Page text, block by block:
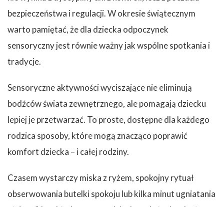
bezpieczeństwa i regulacji. W okresie świątecznym
warto pamiętać, że dla dziecka odpoczynek
sensoryczny jest równie ważny jak wspólne spotkania i
tradycje.
Sensoryczne aktywności wyciszające nie eliminują
bodźców świata zewnętrznego, ale pomagają dziecku
lepiej je przetwarzać. To proste, dostępne dla każdego
rodzica sposoby, które mogą znacząco poprawić
komfort dziecka – i całej rodziny.
Czasem wystarczy miska z ryżem, spokojny rytuał
obserwowania butelki spokoju lub kilka minut ugniatania